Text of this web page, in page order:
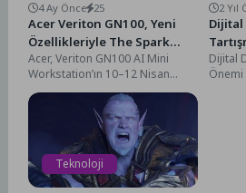
4 Ay Önce 25
Acer Veriton GN100, Yeni
Özellikleriyle The Spark
Hack Series – New York’a
Güç Katıyor
Acer, Veriton GN100 AI Mini
Workstation’ın 10–12 Nisan
2026’da gerçekleşecek olan ve
NVIDIA tarafından sunulan The
2 Yıl
Dijital
Dijital
Önemi
Teknoloji